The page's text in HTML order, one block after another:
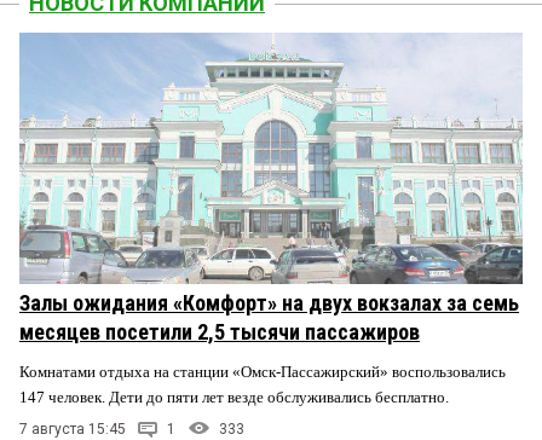
Залы ожидания «Комфорт» на двух вокзалах за семь
месяцев посетили 2,5 тысячи пассажиров
Комнатами отдыха на станции «Омск-Пассажирский» воспользовались
147 человек. Дети до пяти лет везде обслуживались бесплатно.
7 августа 15:45 1 333